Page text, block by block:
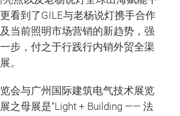
看到了GILE与老杨说灯携手合作
当前照明市场营销的新趋势，强
步，付之于行践行内销外贸全渠
。
会与广州国际建筑电气技术展览
之母展是“Light + Building —— 法